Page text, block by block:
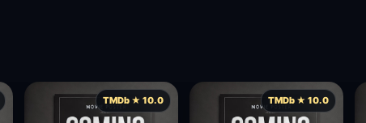
TMDb ★ 10.0 TMDb ★ 10.0